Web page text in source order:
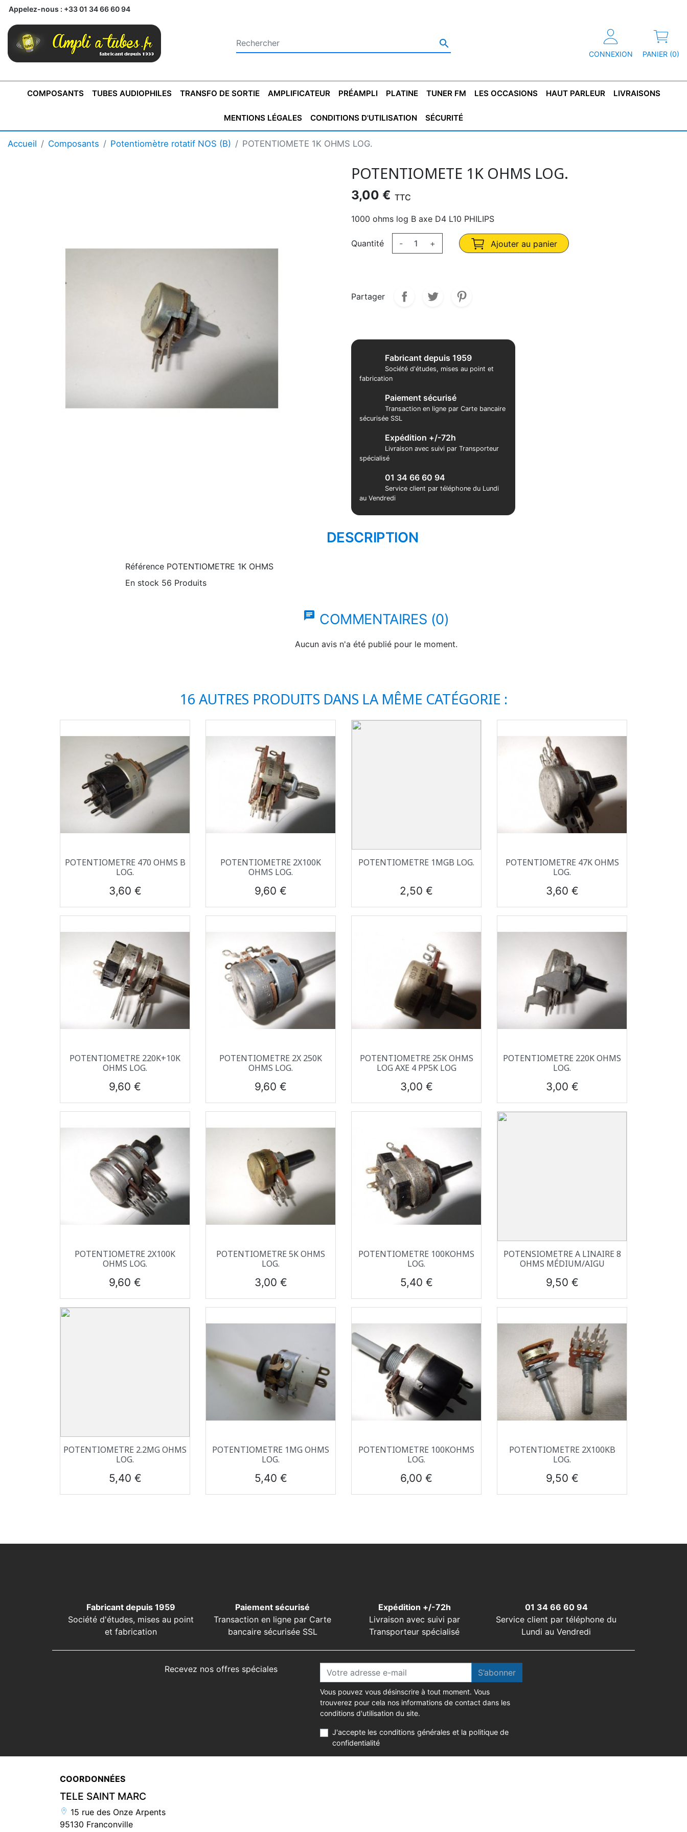
Appelez-nous : +33 01 34 66 60 94

CONNEXION PANIER (0)
COMPOSANTS
BONTONS
AXE 4MM
BONTONS
AXE 6MM
COFFRET
COFFRET
CONDENSATEUR
LCC PAS 5.08
CONDENSATEUR
CONDENSATEUR
TUBES AUDIOPHILES TRANSFO DE SORTIE
TRANSFORMATEUR DE SORTIE DE
CLASSE "A" SINGLE
TRANSFORMATEUR DE SORTIE
TRANSFO DE SORTIE
TRANSFO LINE
AMPLIFICATEUR
AMPLI MONO AMPLI STÉRÉO
PRÉAMPLI PLATINE TUNER FM LES OCCASIONS
AMPLIFICATEURS LECTEURS CD PRÉAMPLI AVEC TUNER PLATINES VINYLES MAGNÉTOPHONE
HAUT PARLEUR
SUPRAVOX FERTIN
LIVRAISONS
MENTIONS LÉGALES CONDITIONS D'UTILISATION SÉCURITÉ
Accueil Composants Potentiomètre rotatif NOS (B) POTENTIOMETE 1K OHMS LOG.
POTENTIOMETE 1K OHMS LOG.
3,00 € TTC
1000 ohms log B axe D4 L10 PHILIPS
Quantité - + Ajouter au panier
Partager
Fabricant depuis 1959
Société d'études, mises au point et
fabrication
Paiement sécurisé
Transaction en ligne par Carte bancaire
sécurisée SSL
Expédition +/-72h
Livraison avec suivi par Transporteur
spécialisé
01 34 66 60 94
Service client par téléphone du Lundi
au Vendredi
DESCRIPTION
Référence POTENTIOMETRE 1K OHMS
En stock 56 Produits
chat COMMENTAIRES (0)
Aucun avis n'a été publié pour le moment.
16 AUTRES PRODUITS DANS LA MÊME CATÉGORIE :
Aperçu rapide
POTENTIOMETRE 470 OHMS B
LOG.
Prix
3,60 €
Aperçu rapide
POTENTIOMETRE 2X100K
OHMS LOG.
Prix
9,60 €
Aperçu rapide
POTENTIOMETRE 1MGB LOG.
Prix
2,50 €
Aperçu rapide
POTENTIOMETRE 47K OHMS
LOG.
Prix
3,60 €
Aperçu rapide
POTENTIOMETRE 220K+10K
OHMS LOG.
Prix
9,60 €
Aperçu rapide
POTENTIOMETRE 2X 250K
OHMS LOG.
Prix
9,60 €
Aperçu rapide
POTENTIOMETRE 25K OHMS
LOG AXE 4 PP5K LOG
Prix
3,00 €
Aperçu rapide
POTENTIOMETRE 220K OHMS
LOG.
Prix
3,00 €
Aperçu rapide
POTENTIOMETRE 2X100K
OHMS LOG.
Prix
9,60 €
Aperçu rapide
POTENTIOMETRE 5K OHMS
LOG.
Prix
3,00 €
Aperçu rapide
POTENTIOMETRE 100KOHMS
LOG.
Prix
5,40 €
Aperçu rapide
POTENSIOMETRE A LINAIRE 8
OHMS MÉDIUM/AIGU
Prix
9,50 €
Aperçu rapide
POTENTIOMETRE 2.2MG OHMS
LOG.
Prix
5,40 €
Aperçu rapide
POTENTIOMETRE 1MG OHMS
LOG.
Prix
5,40 €
Aperçu rapide
POTENTIOMETRE 100KOHMS
LOG.
Prix
6,00 €
Aperçu rapide
POTENTIOMETRE 2X100KB
LOG.
Prix
9,50 €
Fabricant depuis 1959
Société d'études, mises au point
et fabrication
Paiement sécurisé
Transaction en ligne par Carte
bancaire sécurisée SSL
Expédition +/-72h
Livraison avec suivi par
Transporteur spécialisé
01 34 66 60 94
Service client par téléphone du
Lundi au Vendredi
Recevez nos offres spéciales S’abonner
Vous pouvez vous désinscrire à tout moment. Vous
trouverez pour cela nos informations de contact dans les
conditions d'utilisation du site.
J'accepte les conditions générales et la politique de
confidentialité
COORDONNÉES
TELE SAINT MARC
15 rue des Onze Arpents
95130 Franconville